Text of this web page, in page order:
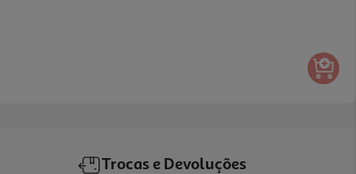
Trocas e Devoluções